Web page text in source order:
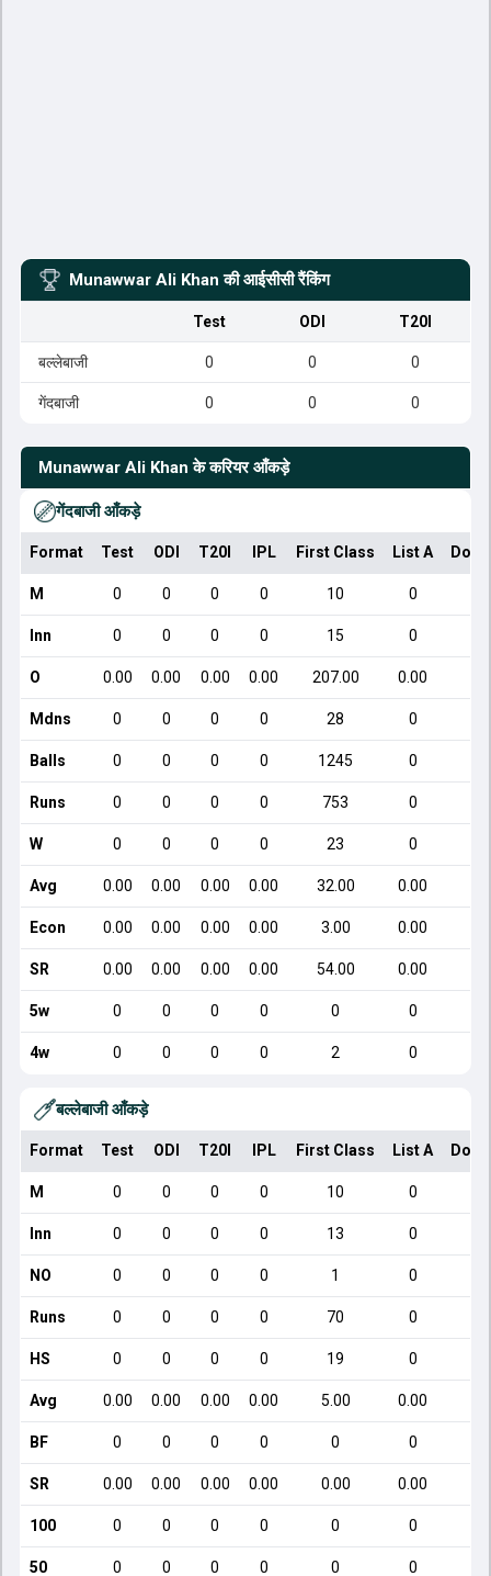
Munawwar Ali Khan की आईसीसी रैंकिंग
Test ODI T20I
बल्लेबाजी 0 0 0
गेंदबाजी 0 0 0
Munawwar Ali Khan के करियर आँकड़े
गेंदबाजी आँकड़े
Format Test ODI T20I IPL First Class List A
M 0 0 0 0 10 0
Inn 0 0 0 0 15 0
O 0.00 0.00 0.00 0.00 207.00 0.00
Mdns 0 0 0 0 28 0
Balls 0 0 0 0 1245 0
Runs 0 0 0 0 753 0
W 0 0 0 0 23 0
Avg 0.00 0.00 0.00 0.00 32.00 0.00
Econ 0.00 0.00 0.00 0.00 3.00 0.00
SR 0.00 0.00 0.00 0.00 54.00 0.00
5w 0 0 0 0 0 0
4w 0 0 0 0 2 0
बल्लेबाजी आँकड़े
Format Test ODI T20I IPL First Class List A
M 0 0 0 0 10 0
Inn 0 0 0 0 13 0
NO 0 0 0 0 1 0
Runs 0 0 0 0 70 0
HS 0 0 0 0 19 0
Avg 0.00 0.00 0.00 0.00 5.00 0.00
BF 0 0 0 0 0 0
SR 0.00 0.00 0.00 0.00 0.00 0.00
100 0 0 0 0 0 0
50 0 0 0 0 0 0